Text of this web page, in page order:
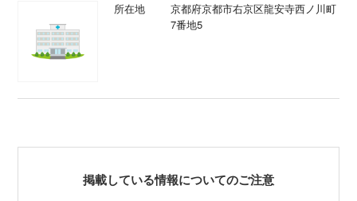
所在地
京都府京都市右京区龍安寺西ノ川町
7番地5
掲載している情報についてのご注意